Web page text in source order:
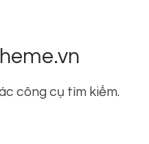
công cụ tìm kiếm.